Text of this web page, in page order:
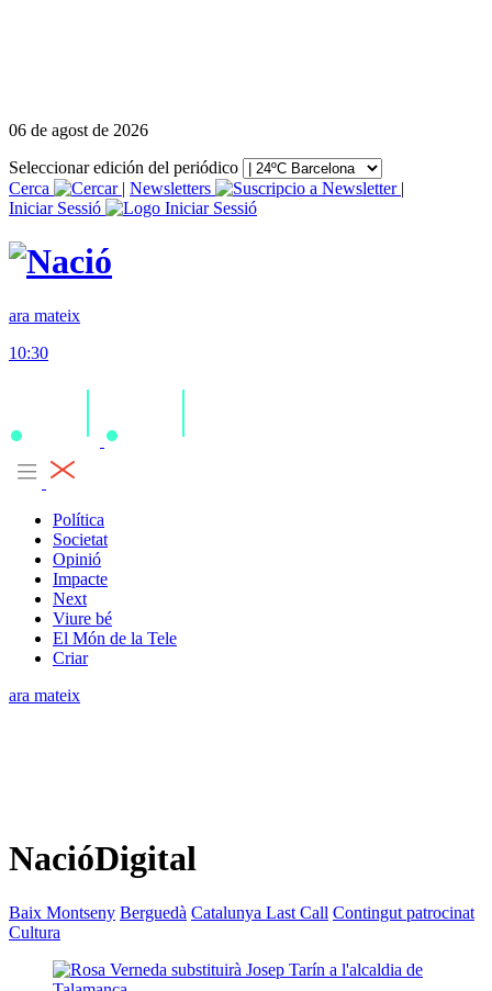
06 de agost de 2026
Seleccionar edición del periódico
Cerca
| Newsletters
|
Iniciar Sessió
ara mateix
10:30
Política
Societat
Opinió
Impacte
Next
Viure bé
El Món de la Tele
Criar
ara mateix
NacióDigital
Baix Montseny Berguedà Catalunya Last Call Contingut patrocinat
Cultura